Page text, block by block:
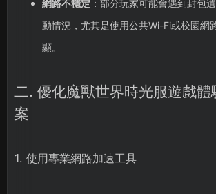
網路不穩定 ：部分玩家可能會遇到封包
動情況，尤其是使用公共Wi-Fi或校園網
顯。
二. 優化魔獸世界時光服遊戲體
案
1. 使用專業網路加速工具